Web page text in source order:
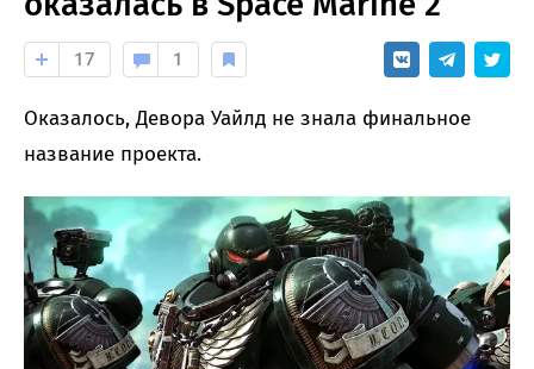
17 1
Оказалось, Девора Уайлд не знала финальное
название проекта.